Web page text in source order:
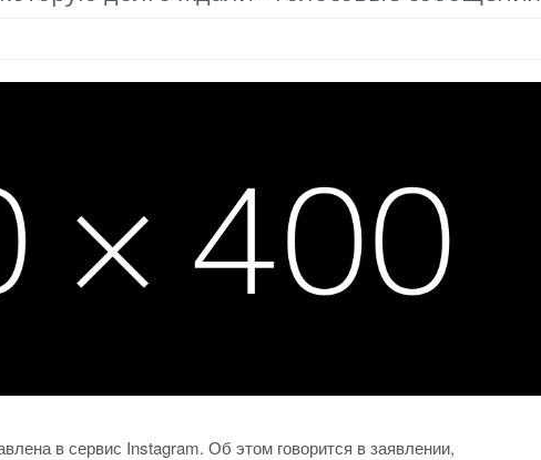
в сервис Instagram. Об этом говорится в заявлении,